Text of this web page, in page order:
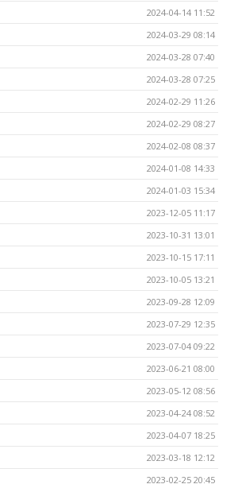
2024-04-14 11:52
2024-03-29 08:14
2024-03-28 07:40
2024-03-28 07:25
2024-02-29 11:26
2024-02-29 08:27
2024-02-08 08:37
2024-01-08 14:33
2024-01-03 15:34
2023-12-05 11:17
2023-10-31 13:01
2023-10-15 17:11
2023-10-05 13:21
2023-09-28 12:09
2023-07-29 12:35
2023-07-04 09:22
2023-06-21 08:00
2023-05-12 08:56
2023-04-24 08:52
2023-04-07 18:25
2023-03-18 12:12
2023-02-25 20:45